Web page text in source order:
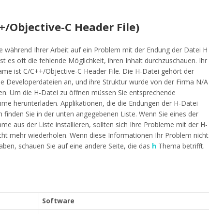
Objective-C Header File)
während Ihrer Arbeit auf ein Problem mit der Endung der Datei H
es oft die fehlende Möglichkeit, ihren Inhalt durchzuschauen. Ihr
ist C/C++/Objective-C Header File. Die H-Datei gehört der
Developerdateien an, und ihre Struktur wurde von der Firma N/A
Um die H-Datei zu öffnen müssen Sie entsprechende
herunterladen. Applikationen, die die Endungen der H-Datei
finden Sie in der unten angegebenen Liste. Wenn Sie eines der
aus der Liste installieren, sollten sich Ihre Probleme mit der H-
mehr wiederholen. Wenn diese Informationen Ihr Problem nicht
schauen Sie auf eine andere Seite, die das h Thema betrifft.
Software